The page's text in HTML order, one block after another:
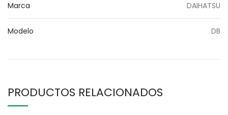
Marca DAIHATSU
Modelo DB
PRODUCTOS RELACIONADOS